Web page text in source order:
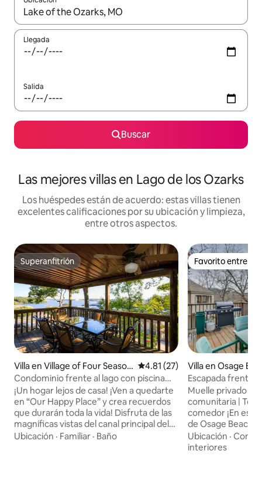
Cuando los resultados estén disponibles, podrás navegar
Llegada
Salida
Buscar
Las mejores villas en Lago de los Ozarks
Los huéspedes están de acuerdo: estas villas tienen
excelentes calificaciones por su ubicación y limpieza,
entre otros aspectos.
Superanfitrión
Superanfitrión
Villa en Village of Four Season
s
Calificación promedio: 4.81 de
4.81 (27)
Condominio frente al lago con piscina
cubierta
¡Un hogar lejos de casa! ¡Ven a quedarte
en “Our Happy Place” y crea recuerdos
que durarán toda la vida! Disfruta de las
magníficas vistas del canal principal del
marcador de 12 millas desde este
Ubicación · Familiar · Baño
Favorito entre
Favorito entre
Villa en Osage
Escapada frente
mascotas en
Muelle privado
comunitaria |
comedor ¡En este alojamiento vacacional
de Osage Beach,
agua se combina
un complejo
Ubicación ·
interiores